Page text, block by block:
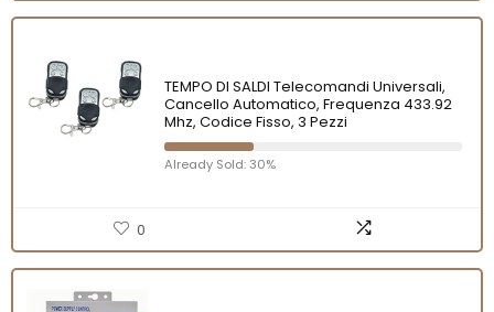
TEMPO DI SALDI Telecomandi Universali,
Cancello Automatico, Frequenza 433.92
Mhz, Codice Fisso, 3 Pezzi
Already Sold: 30%
0